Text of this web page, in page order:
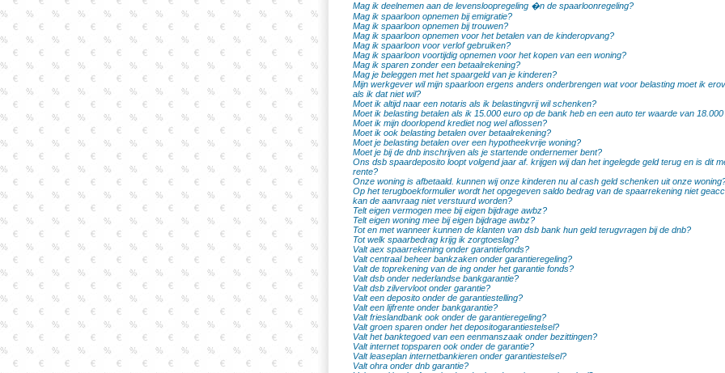
Mag ik deelnemen aan de levensloopregeling �n de spaarloonregeling?
Mag ik spaarloon opnemen bij emigratie?
Mag ik spaarloon opnemen bij trouwen?
Mag ik spaarloon opnemen voor het betalen van de kinderopvang?
Mag ik spaarloon voor verlof gebruiken?
Mag ik spaarloon voortijdig opnemen voor het kopen van een woning?
Mag ik sparen zonder een betaalrekening?
Mag je beleggen met het spaargeld van je kinderen?
Mijn werkgever wil mijn spaarloon ergens anders onderbrengen wat voor belasting moet ik
als ik dat niet wil?
Moet ik altijd naar een notaris als ik belastingvrij wil schenken?
Moet ik belasting betalen als ik 15.000 euro op de bank heb en een auto ter waarde van
Moet ik mijn doorlopend krediet nog wel aflossen?
Moet ik ook belasting betalen over betaalrekening?
Moet je belasting betalen over een hypotheekvrije woning?
Moet je bij de dnb inschrijven als je startende ondernemer bent?
Ons dsb spaardeposito loopt volgend jaar af. krijgen wij dan het ingelegde geld terug en is dit
rente?
Onze woning is afbetaald. kunnen wij onze kinderen nu al cash geld schenken uit onze
Op het terugboekformulier wordt het opgegeven saldo bedrag van de spaarrekening niet
kan de aanvraag niet verstuurd worden?
Telt eigen vermogen mee bij eigen bijdrage awbz?
Telt eigen woning mee bij eigen bijdrage awbz?
Tot en met wanneer kunnen de klanten van dsb bank hun geld terugvragen bij de dnb?
Tot welk spaarbedrag krijg ik zorgtoeslag?
Valt aex spaarrekening onder garantiefonds?
Valt centraal beheer bankzaken onder garantieregeling?
Valt de toprekening van de ing onder het garantie fonds?
Valt dsb onder nederlandse bankgarantie?
Valt dsb zilvervloot onder garantie?
Valt een deposito onder de garantiestelling?
Valt een lijfrente onder bankgarantie?
Valt frieslandbank ook onder de garantieregeling?
Valt groen sparen onder het depositogarantiestelsel?
Valt het banktegoed van een eenmanszaak onder bezittingen?
Valt internet topsparen ook onder de garantie?
Valt leaseplan internetbankieren onder garantiestelsel?
Valt ohra onder dnb garantie?